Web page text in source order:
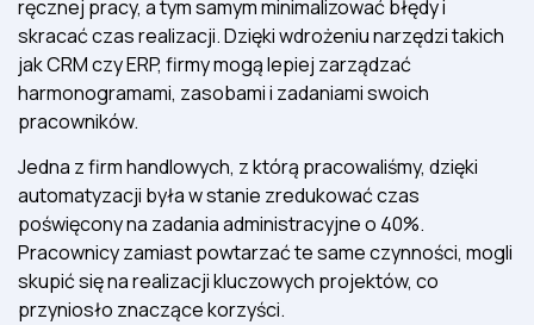
ręcznej pracy, a tym samym minimalizować błędy i
skracać czas realizacji. Dzięki wdrożeniu narzędzi takich
jak CRM czy ERP, firmy mogą lepiej zarządzać
harmonogramami, zasobami i zadaniami swoich
pracowników.
Jedna z firm handlowych, z którą pracowaliśmy, dzięki
automatyzacji była w stanie zredukować czas
poświęcony na zadania administracyjne o 40%.
Pracownicy zamiast powtarzać te same czynności, mogli
skupić się na realizacji kluczowych projektów, co
przyniosło znaczące korzyści.